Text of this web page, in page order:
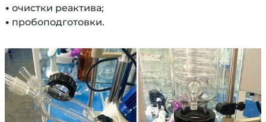
• очистки реактива;
• пробоподготовки.